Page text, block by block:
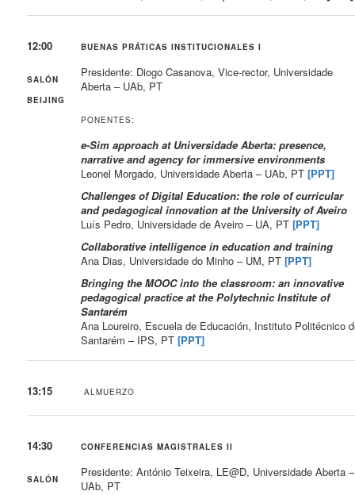
12:00
SALÓN
BEIJING
BUENAS PRÁTICAS INSTITUCIONALES I
Presidente: Diogo Casanova, Vice-rector, Universidade
Aberta – UAb, PT
PONENTES:
e-Sim approach at Universidade Aberta: presence,
narrative and agency for immersive environments
Leonel Morgado, Universidade Aberta – UAb, PT[PPT]
Challenges of Digital Education: the role of curricular
and pedagogical innovation at the University of Aveiro
Luís Pedro, Universidade de Aveiro – UA, PT[PPT]
Collaborative intelligence in education and training
Ana Dias, Universidade do Minho – UM, PT[PPT]
Bringing the MOOC into the classroom: an innovative
pedagogical practice at the Polytechnic Institute of
Santarém
Ana Loureiro, Escuela de Educación, Instituto Politécnico
Santarém – IPS, PT[PPT]
13:15 ALMUERZO
14:30
SALÓN
CONFERENCIAS MAGISTRALES II
Presidente: António Teixeira, LE@D, Universidade Aberta –
UAb, PT